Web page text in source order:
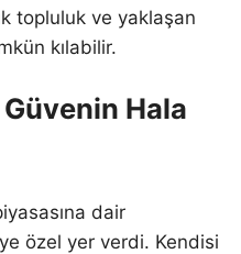
topluluk ve yaklaşan
kılabilir.
Hala
dair
özel yer verdi. Kendisi